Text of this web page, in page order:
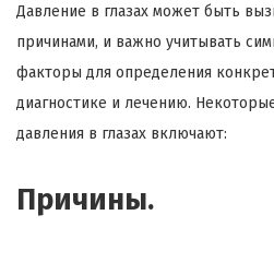
Давление в глазах может быть
причинами, и важно учитывать
факторы для определения
диагностике и лечению.
давления в глазах включают:
Причины.